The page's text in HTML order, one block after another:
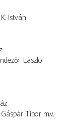
István
László
Gáspár Tibor m.v.